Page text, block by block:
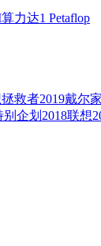
力达1 Petaflop
救者2019戴尔
别企划2018联想